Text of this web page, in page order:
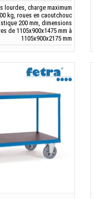
lourdes, charge maximum
kg, roues en caoutchouc
200 mm, dimensions
de 1105x900x1475 mm à
1105x900x2175 mm